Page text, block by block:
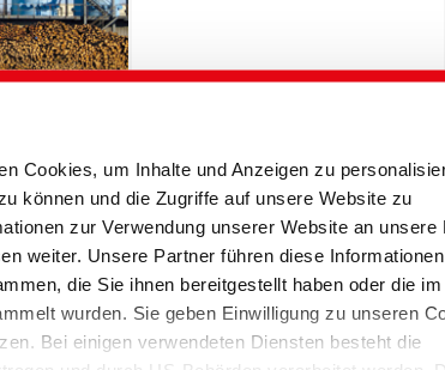
Cookies, um Inhalte und Anzeigen zu
können und die Zugriffe auf unsere Website zu
zur Verwendung unserer Website an unsere
weiter. Unsere Partner führen diese Informationen
die Sie ihnen bereitgestellt haben oder die im
wurden. Sie geben Einwilligung zu unseren
Bei einigen verwendeten Diensten besteht die